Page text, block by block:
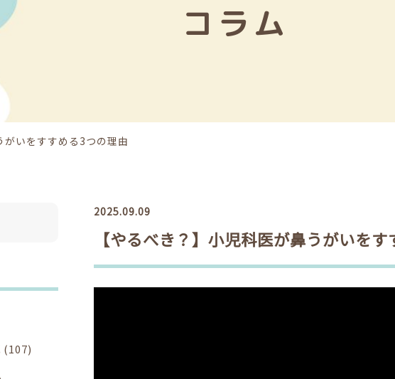
コラム
がいをすすめる3つの理由
2025.09.09
【やるべき？】小児科医が鼻うがいを
(107)